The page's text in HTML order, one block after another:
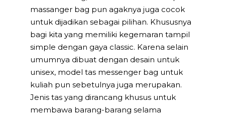
massanger bag pun agaknya juga cocok
untuk dijadikan sebagai pilihan. Khususnya
bagi kita yang memiliki kegemaran tampil
simple dengan gaya classic. Karena selain
umumnya dibuat dengan desain untuk
unisex, model tas messenger bag untuk
kuliah pun sebetulnya juga merupakan.
Jenis tas yang dirancang khusus untuk
membawa barang-barang selama